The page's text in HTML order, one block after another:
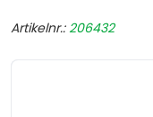
Artikelnr.:206432